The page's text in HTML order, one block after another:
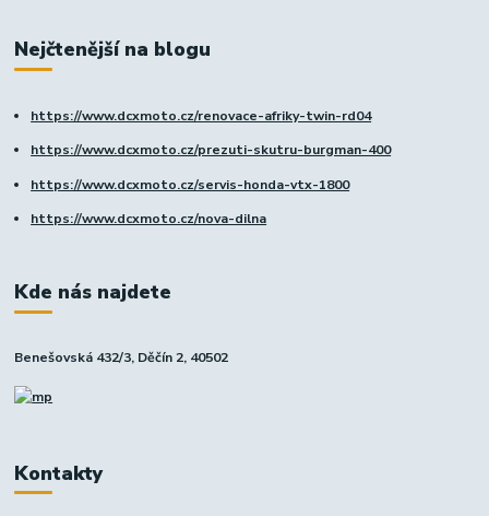
Nejčtenější na blogu
https://www.dcxmoto.cz/renovace-afriky-twin-rd04
https://www.dcxmoto.cz/prezuti-skutru-burgman-400
https://www.dcxmoto.cz/servis-honda-vtx-1800
https://www.dcxmoto.cz/nova-dilna
Kde nás najdete
Benešovská 432/3, Děčín 2, 40502
Kontakty